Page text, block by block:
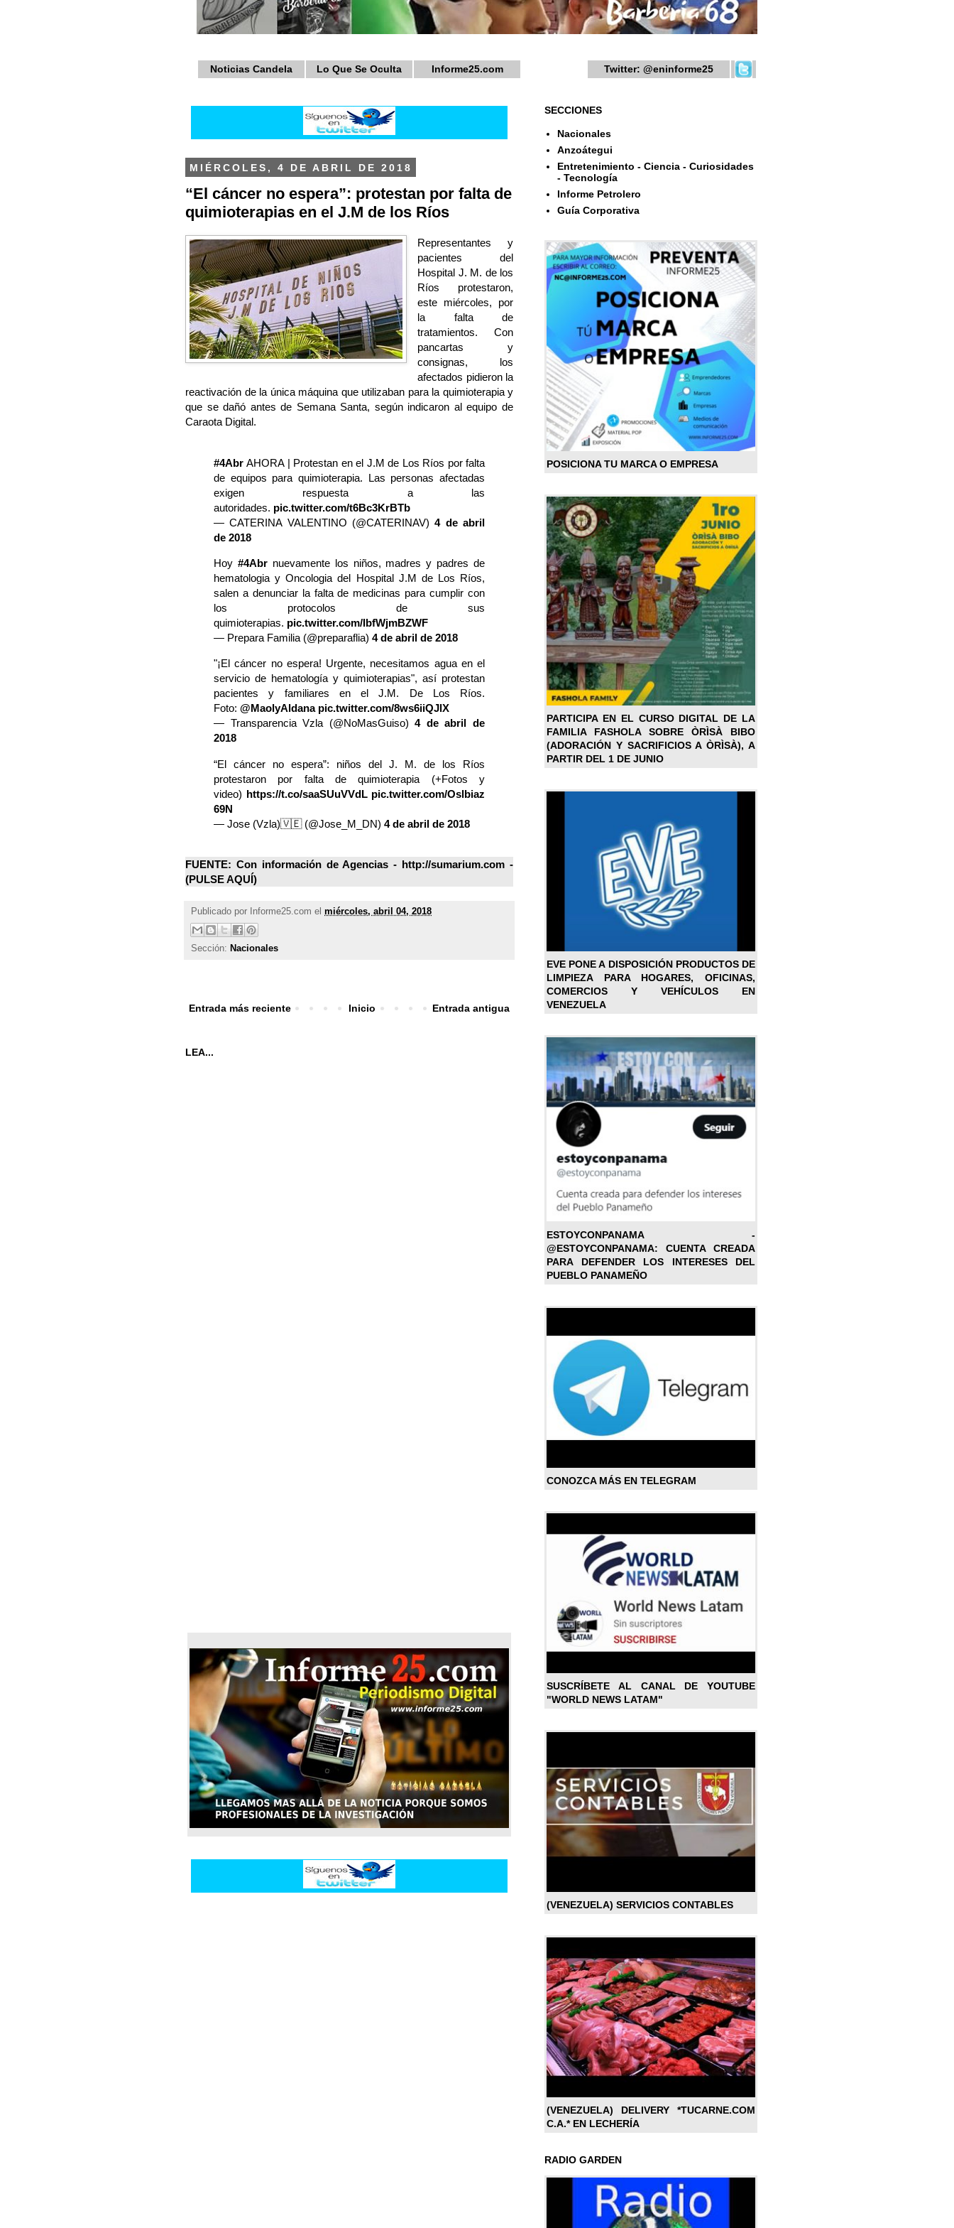
Noticias Candela Lo Que Se Oculta Informe25.com Twitter: @eninforme25
MIÉRCOLES, 4 DE ABRIL DE 2018
“El cáncer no espera”: protestan por falta de
quimioterapias en el J.M de los Ríos
Representantes y
pacientes del
Hospital J. M. de los
Ríos protestaron,
este miércoles, por
la falta de
tratamientos. Con
pancartas y
consignas, los
afectados pidieron la
reactivación de la única máquina que utilizaban para la quimioterapia y
que se dañó antes de Semana Santa, según indicaron al equipo de
Caraota Digital.
#4Abr AHORA | Protestan en el J.M de Los Ríos por falta
de equipos para quimioterapia. Las personas afectadas
exigen respuesta a las
autoridades. pic.twitter.com/t6Bc3KrBTb
— CATERINA VALENTINO (@CATERINAV)4 de abril
de 2018
Hoy #4Abrnuevamente los niños, madres y padres de
hematologia y Oncologia del Hospital J.M de Los Ríos,
salen a denunciar la falta de medicinas para cumplir con
los protocolos de sus
quimioterapias. pic.twitter.com/IbfWjmBZWF
— Prepara Familia (@preparaflia) 4 de abril de 2018
"¡El cáncer no espera! Urgente, necesitamos agua en el
servicio de hematología y quimioterapias", así protestan
pacientes y familiares en el J.M. De Los Ríos.
Foto: @MaolyAldana pic.twitter.com/8ws6iiQJlX
— Transparencia Vzla (@NoMasGuiso)4 de abril de
2018
“El cáncer no espera”: niños del J. M. de los Ríos
protestaron por falta de quimioterapia (+Fotos y
video) https://t.co/saaSUuVVdL pic.twitter.com/Oslbiaz
69N
— Jose (Vzla)🇻🇪 (@Jose_M_DN) 4 de abril de 2018
FUENTE: Con información de Agencias - http://sumarium.com -
(PULSE AQUÍ)
Publicado por Informe25.com el miércoles, abril 04, 2018
Sección: Nacionales
Entrada más reciente Entrada antigua
Inicio
LEA...
SECCIONES
Nacionales
Anzoátegui
Entretenimiento - Ciencia - Curiosidades
- Tecnología
Informe Petrolero
Guía Corporativa
POSICIONA TU MARCA O EMPRESA
PARTICIPA EN EL CURSO DIGITAL DE LA
FAMILIA FASHOLA SOBRE ÒRÌSÀ BIBO
(ADORACIÓN Y SACRIFICIOS A ÒRÌSÀ), A
PARTIR DEL 1 DE JUNIO
EVE PONE A DISPOSICIÓN PRODUCTOS DE
LIMPIEZA PARA HOGARES, OFICINAS,
COMERCIOS Y VEHÍCULOS EN
VENEZUELA
ESTOYCONPANAMA -
@ESTOYCONPANAMA: CUENTA CREADA
PARA DEFENDER LOS INTERESES DEL
PUEBLO PANAMEÑO
CONOZCA MÁS EN TELEGRAM
SUSCRÍBETE AL CANAL DE YOUTUBE
"WORLD NEWS LATAM"
(VENEZUELA) SERVICIOS CONTABLES
(VENEZUELA) DELIVERY *TUCARNE.COM
C.A.* EN LECHERÍA
RADIO GARDEN